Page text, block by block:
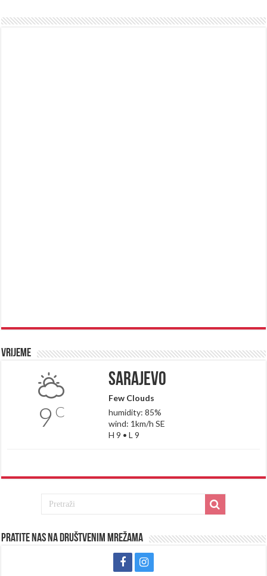
Vrijeme
9 C
Sarajevo
Few Clouds
humidity: 85%
wind: 1km/h SE
H 9 • L 9
Pratite nas na društvenim mrežama